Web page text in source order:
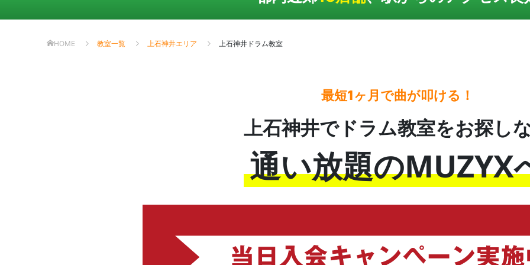
HOME 教室一覧 上石神井エリア 上石神井ドラム教室
最短1ヶ月で曲が叩ける！
上石神井でドラム教室をお探し
通い放題のMUZYX